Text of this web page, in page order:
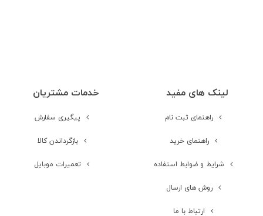
ورودی جک 3.5
باتری قابل تعویض
لینک های مفید
راهنمای ثبت نام
راهنمای خرید
شرایط و ضوابط استفاده
روش های ارسال
ارتباط با ما
خدمات مشتریان
پیگیری سفارش
بازگرداندن کالا
تعمیرات موبایل